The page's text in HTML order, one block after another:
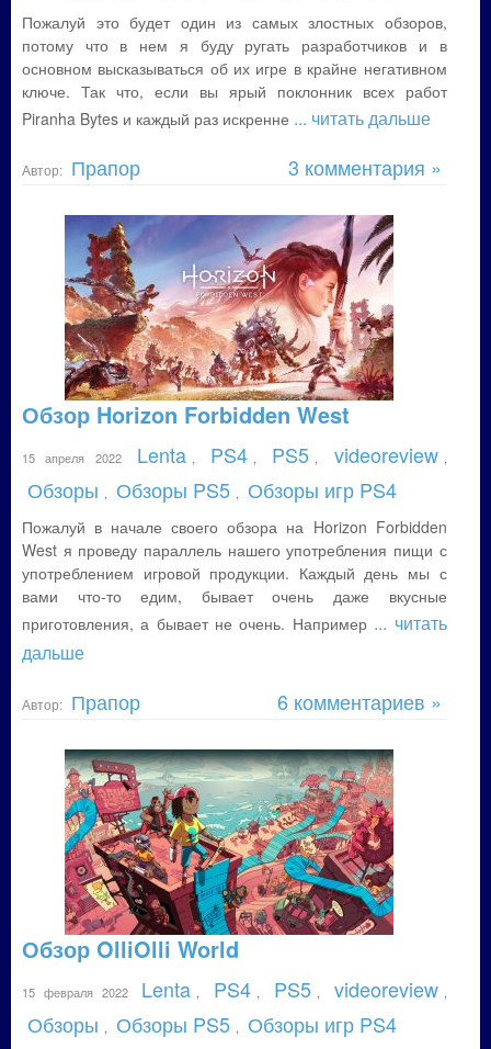
Пожалуй это будет один из самых злостных обзоров,
потому что в нем я буду ругать разработчиков и в
основном высказываться об их игре в крайне негативном
ключе. Так что, если вы ярый поклонник всех работ
Piranha Bytes и каждый раз искренне ... читать дальше
Автор: Прапор 3 комментария »
Обзор Horizon Forbidden West
15 апреля 2022 Lenta PS4 PS5 videoreview
Обзоры Обзоры PS5 Обзоры игр PS4
Пожалуй в начале своего обзора на Horizon Forbidden
West я проведу параллель нашего употребления пищи с
употреблением игровой продукции. Каждый день мы с
вами что-то едим, бывает очень даже вкусные
приготовления, а бывает не очень. Например ... читать
дальше
Автор: Прапор 6 комментариев »
Обзор OlliOlli World
15 февраля 2022 Lenta PS4 PS5 videoreview
Обзоры Обзоры PS5 Обзоры игр PS4